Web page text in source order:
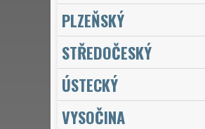
PLZEŇSKÝ
STŘEDOČESKÝ
ÚSTECKÝ
VYSOČINA